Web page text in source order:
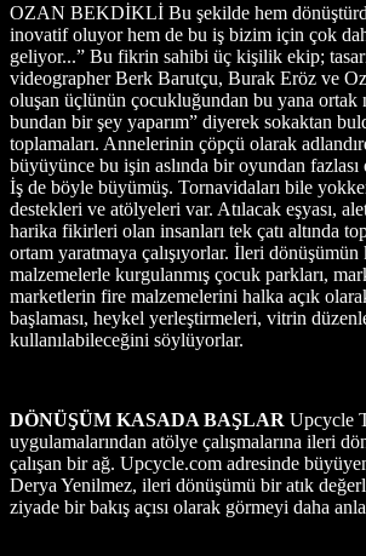
OZAN BEKDİKLİ Bu şekilde hem
inovatif oluyor hem de bu iş bizim için çok
geliyor...” Bu fikrin sahibi üç kişilik ekip;
videographer Berk Barutçu, Burak Eröz ve
oluşan üçlünün çocukluğundan bu yana ortak
bundan bir şey yaparım” diyerek sokaktan
toplamaları. Annelerinin çöpçü olarak
büyüyünce bu işin aslında bir oyundan
İş de böyle büyümüş. Tornavidaları bile
destekleri ve atölyeleri var. Atılacak eşyası,
harika fikirleri olan insanları tek çatı altında
ortam yaratmaya çalışıyorlar. İleri dönüşümün
malzemelerle kurgulanmış çocuk parkları,
marketlerin fire malzemelerini halka açık
başlaması, heykel yerleştirmeleri, vitrin
kullanılabileceğini söylüyorlar.
DÖNÜŞÜM KASADA BAŞLAR Upcycle
uygulamalarından atölye çalışmalarına ileri
çalışan bir ağ. Upcycle.com adresinde
Derya Yenilmez, ileri dönüşümü bir atık
ziyade bir bakış açısı olarak görmeyi daha